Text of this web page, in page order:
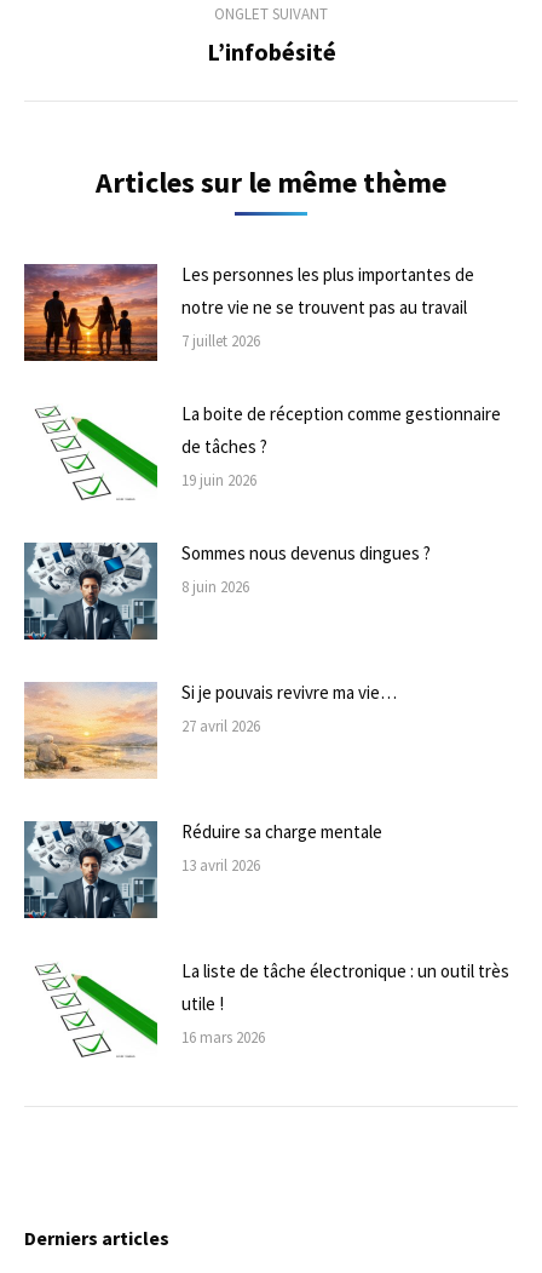
ONGLET SUIVANT
Onglet
L’infobésité
Articles sur le même thème
Les personnes les plus importantes de
notre vie ne se trouvent pas au travail
7 juillet 2026
La boite de réception comme gestionnaire
de tâches ?
19 juin 2026
Sommes nous devenus dingues ?
8 juin 2026
Si je pouvais revivre ma vie…
27 avril 2026
Réduire sa charge mentale
13 avril 2026
La liste de tâche électronique : un outil très
utile !
16 mars 2026
Derniers articles